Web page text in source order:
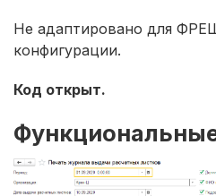
Не адаптировано для
конфигурации.
Код открыт.